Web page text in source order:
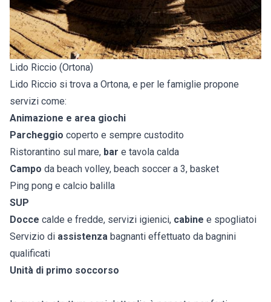
Lido Riccio (Ortona)
Lido Riccio si trova a Ortona, e per le famiglie propone
servizi come:
Animazione e area giochi
Parcheggio coperto e sempre custodito
Ristorantino sul mare, bar e tavola calda
Campo da beach volley, beach soccer a 3, basket
Ping pong e calcio balilla
SUP
Docce calde e fredde, servizi igienici, cabine e spogliatoi
Servizio di assistenza bagnanti effettuato da bagnini
qualificati
Unità di primo soccorso